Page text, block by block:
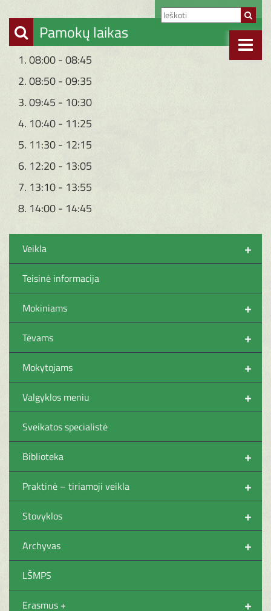
Pamokų laikas
1. 08:00 - 08:45
2. 08:50 - 09:35
3. 09:45 - 10:30
4. 10:40 - 11:25
5. 11:30 - 12:15
6. 12:20 - 13:05
7. 13:10 - 13:55
8. 14:00 - 14:45
+
Veikla
Teisinė informacija
+
Mokiniams
+
Tėvams
+
Mokytojams
+
Valgyklos meniu
Sveikatos specialistė
+
Biblioteka
+
Praktinė – tiriamoji veikla
+
Stovyklos
+
Archyvas
LŠMPS
+
Erasmus +